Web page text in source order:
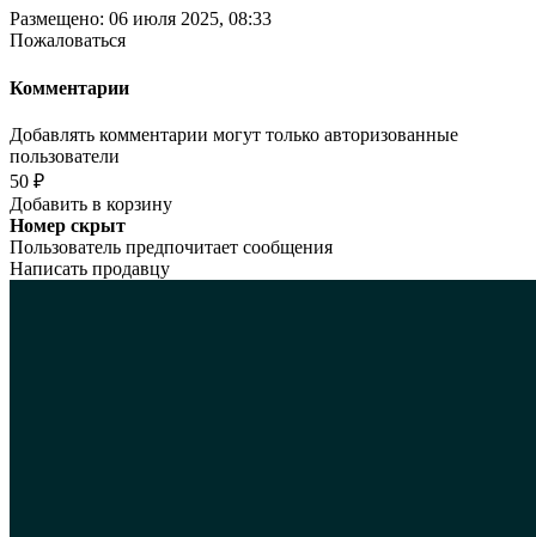
Размещено: 06 июля 2025, 08:33
Пожаловаться
Комментарии
Добавлять комментарии могут только авторизованные
пользователи
50 ₽
Добавить в корзину
Номер скрыт
Пользователь предпочитает сообщения
Написать продавцу